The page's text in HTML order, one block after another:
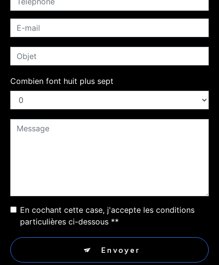
Combien font huit plus sept
En cochant cette case, j'accepte les conditions
particulières ci-dessous **
Envoyer